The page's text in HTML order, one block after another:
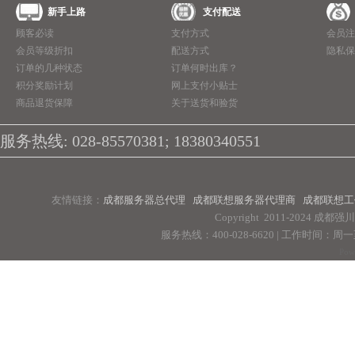
新手上路
顾客必读
会员等级折扣
订单的几种状态
积分奖励计划
商品退货保障
支付配送
支付方式
配送方式
订单何时出库？
网上支付小贴士
关于送货和验货
会员
隐私
服务热线: 028-85570381; 18380340551
友情链接： 成都服务器总代理 成都联想服务器代理商
成都联想
Copyright 2011-2024 成都强
服务热线：400-028-6620 | 工作时间：周